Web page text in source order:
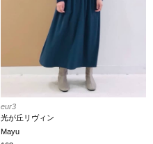
eur3
光が丘リヴィン
Mayu